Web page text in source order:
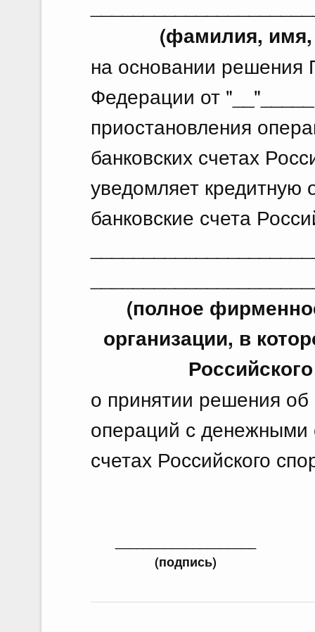
(фамилия, имя,
на основании решения
Федерации от
приостановления
банковских счетах
уведомляет
банковские счета
(полное
организации, в
о принятии решения
операций с денежными
счетах Российского
(подпись)